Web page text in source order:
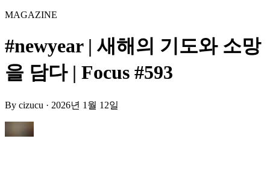
MAGAZINE
#newyear | 새해의 기도와 소망
을 담다 | Focus #593
By cizucu · 2026년 1월 12일